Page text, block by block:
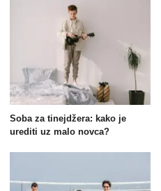
Soba za tinejdžera: kako je
urediti uz malo novca?